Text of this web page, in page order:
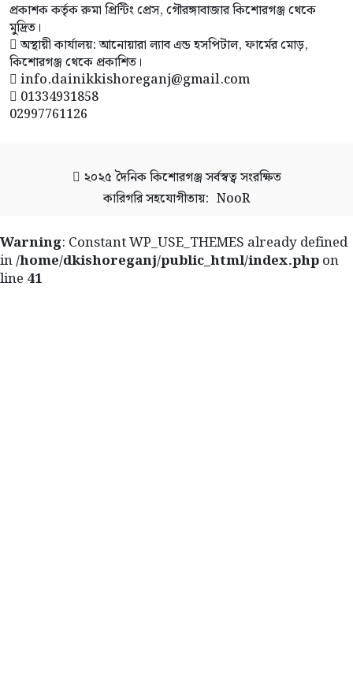
প্রকাশক কর্তৃক রুমা প্রিন্টিং প্রেস, গৌরঙ্গাবাজার কিশোরগঞ্জ থেকে
মুদ্রিত।
অস্থায়ী কার্যালয়: আনোয়ারা ল্যাব এন্ড হসপিটাল, ফার্মের মোড়,
কিশোরগঞ্জ থেকে প্রকাশিত।
info.dainikkishoreganj@gmail.com
01334931858
02997761126
২০২৫দৈনিক কিশোরগঞ্জসর্বস্বত্ব সংরক্ষিত
কারিগরি সহযোগীতায়: NooR
Warning: Constant WP_USE_THEMES already defined
in/home/dkishoreganj/public_html/index.phpon
line 41